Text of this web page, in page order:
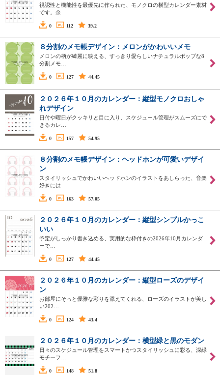
視認性と機能性を最優先に作られた、モノクロの横型カレンダー素材
です。余…
0 112 39.2
８分割のメモ帳デザイン：メロンがかわいいメモ
メロンの柄が綺麗に映える、すっきり愛らしいナチュラルポップな8
分割メモ…
0 127 44.45
２０２６年１０月のカレンダー：縦型モノクロおしゃ
れデザイン
日付や曜日がクッキリと目に入り、スケジュール管理がスムーズにで
きるカレ…
0 157 54.95
８分割のメモ帳デザイン：ヘッドホンが可愛いデザイ
ン
スタイリッシュでかわいいヘッドホンのイラストをあしらった、音楽
好きには…
0 163 57.05
２０２６年１０月のカレンダー：縦型シンプルかっこ
いい
予定がしっかり書き込める、実用的な枠付きの2026年10月カレンダ
ーで…
0 127 44.45
２０２６年１０月のカレンダー：縦型ローズのデザイ
ン
お部屋にそっと優雅な彩りを添えてくれる、ローズのイラストが美し
い202…
0 124 43.4
２０２６年１０月のカレンダー：横型緑と黒のモダン
日々のスケジュール管理をスマートかつスタイリッシュに彩る、深緑
モチーフ…
0 148 51.8